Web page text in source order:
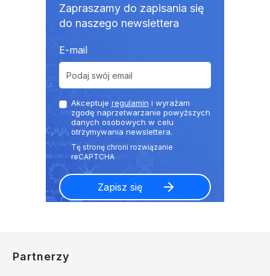
Zapraszamy do zapisania się
do naszego newslettera
E-mail
Akceptuje regulamin i wyrażam
zgodę naprzetwarzanie powyższych
danych osobowych w celu
otrzymywania newslettera.
Partnerzy